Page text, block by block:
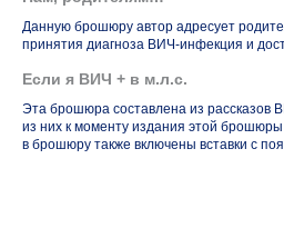
Данную брошюру автор адресует
принятия диагноза ВИЧ-инфекция и
Если я ВИЧ + в м.л.с.
Эта брошюра составлена из рассказов
из них к моменту издания этой
в брошюру также включены вставки с